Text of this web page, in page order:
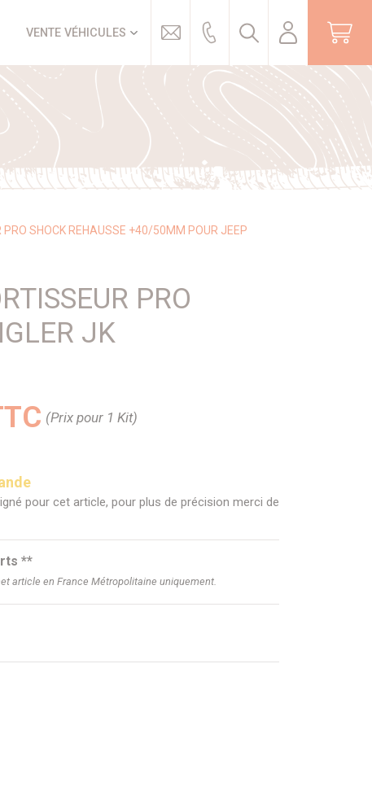
VENTE VÉHICULES
SHOCK REHAUSSE +40/50MM POUR JEEP
PRO
JK
(Prix pour 1 Kit)
pour cet article, pour plus de précision merci de
**
article en France Métropolitaine uniquement.